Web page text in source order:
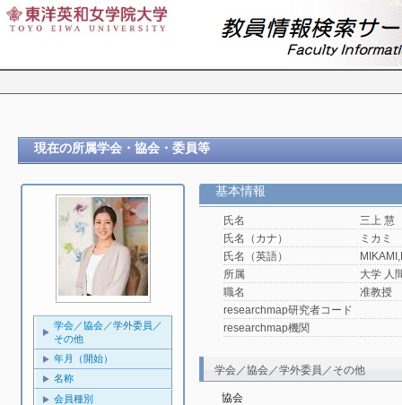
現在の所属学会・協会・委員等
学会／協会／学外委員／
その他
年月（開始）
名称
会員種別
基本情報
氏名
三上 慧
氏名（カナ）
ミカミ
氏名（英語）
所属
大学 人
職名
准教授
researchmap研究者コード
researchmap機関
学会／協会／学外委員／その他
協会